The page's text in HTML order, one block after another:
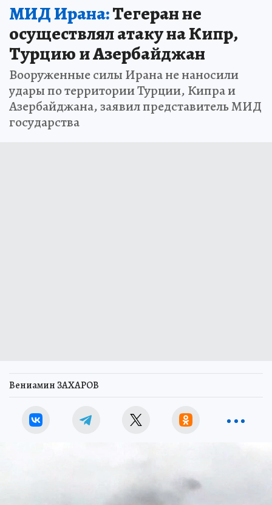
МИД Ирана:Тегеран не
осуществлял атаку на Кипр,
Турцию и Азербайджан
Вооруженные силы Ирана не наносили
удары по территории Турции, Кипра и
Азербайджана, заявил представитель МИД
государства
Вениамин ЗАХАРОВ